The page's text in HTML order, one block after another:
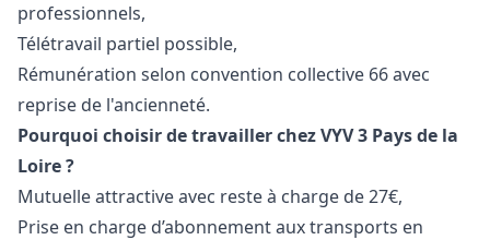
professionnels,
Télétravail partiel possible,
Rémunération selon convention collective 66 avec
reprise de l'ancienneté.
Pourquoi choisir de travailler chez VYV 3 Pays de la
Loire ?
Mutuelle attractive avec reste à charge de 27€,
Prise en charge d’abonnement aux transports en